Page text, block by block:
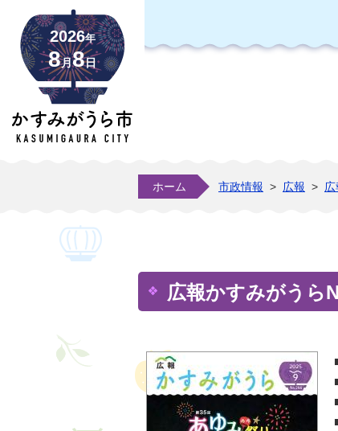
2026年
8月8日
ホーム 市政情報 > 広報 >
広報かすみがうら